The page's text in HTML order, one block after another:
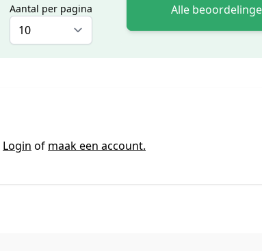
Aantal per pagina Alle
Login of maak een account.